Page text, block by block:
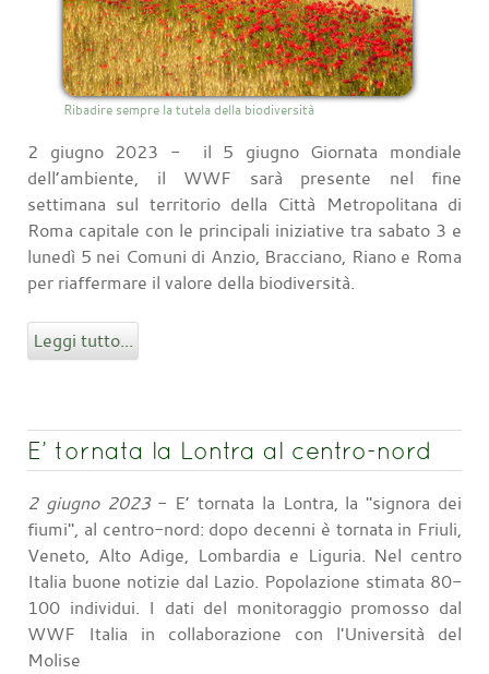
Ribadire sempre la tutela della biodiversità
2 giugno 2023 - il 5 giugno Giornata mondiale
dell’ambiente, il WWF sarà presente nel fine
settimana sul territorio della Città Metropolitana di
Roma capitale con le principali iniziative tra sabato 3 e
lunedì 5 nei Comuni di Anzio, Bracciano, Riano e Roma
per riaffermare il valore della biodiversità.
Leggi tutto...
E’ tornata la Lontra al centro-nord
2 giugno 2023- E’ tornata la Lontra, la "signora dei
fiumi", al centro-nord: dopo decenni è tornata in Friuli,
Veneto, Alto Adige, Lombardia e Liguria. Nel centro
Italia buone notizie dal Lazio. Popolazione stimata 80-
100 individui. I dati del monitoraggio promosso dal
WWF Italia in collaborazione con l'Università del
Molise